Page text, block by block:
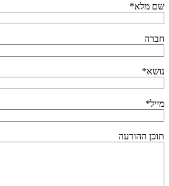
שם מלא*
חברה
נושא*
מייל*
תוכן ההודעה